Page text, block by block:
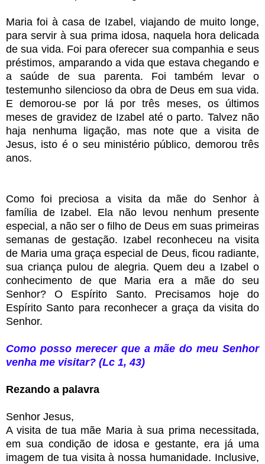
Maria foi à casa de Izabel, viajando de muito longe,
para servir à sua prima idosa, naquela hora delicada
de sua vida. Foi para oferecer sua companhia e seus
préstimos, amparando a vida que estava chegando e
a saúde de sua parenta. Foi também levar o
testemunho silencioso da obra de Deus em sua vida.
E demorou-se por lá por três meses, os últimos
meses de gravidez de Izabel até o parto. Talvez não
haja nenhuma ligação, mas note que a visita de
Jesus, isto é o seu ministério público, demorou três
anos.
Como foi preciosa a visita da mãe do Senhor à
família de Izabel. Ela não levou nenhum presente
especial, a não ser o filho de Deus em suas primeiras
semanas de gestação. Izabel reconheceu na visita
de Maria uma graça especial de Deus, ficou radiante,
sua criança pulou de alegria. Quem deu a Izabel o
conhecimento de que Maria era a mãe do seu
Senhor? O Espírito Santo. Precisamos hoje do
Espírito Santo para reconhecer a graça da visita do
Senhor.
Como posso merecer que a mãe do meu Senhor
venha me visitar? (Lc 1, 43)
Rezando a palavra
Senhor Jesus,
A visita de tua mãe Maria à sua prima necessitada,
em sua condição de idosa e gestante, era já uma
imagem de tua visita à nossa humanidade. Inclusive,